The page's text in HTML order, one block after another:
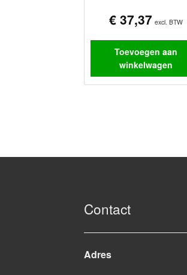
€ 37,37 excl. BTW
Toevoegen aan
winkelwagen
Contact
Adres